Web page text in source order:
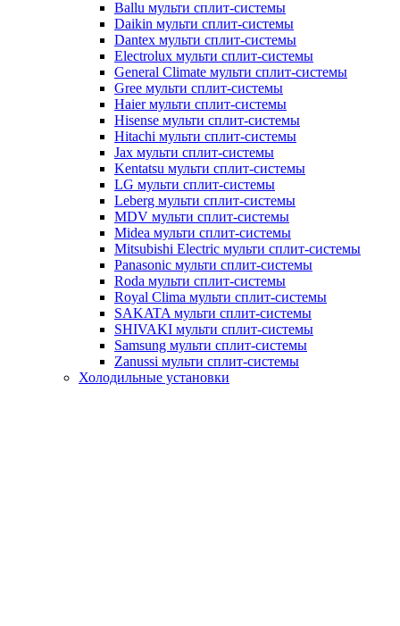
Ballu мульти сплит-системы
Daikin мульти сплит-системы
Dantex мульти сплит-системы
Electrolux мульти сплит-системы
General Climate мульти сплит-системы
Gree мульти сплит-системы
Haier мульти сплит-системы
Hisense мульти сплит-системы
Hitachi мульти сплит-системы
Jax мульти сплит-системы
Kentatsu мульти сплит-системы
LG мульти сплит-системы
Leberg мульти сплит-системы
MDV мульти сплит-системы
Midea мульти сплит-системы
Mitsubishi Electric мульти сплит-системы
Panasonic мульти сплит-системы
Roda мульти сплит-системы
Royal Clima мульти сплит-системы
SAKATA мульти сплит-системы
SHIVAKI мульти сплит-системы
Samsung мульти сплит-системы
Zanussi мульти сплит-системы
Холодильные установки